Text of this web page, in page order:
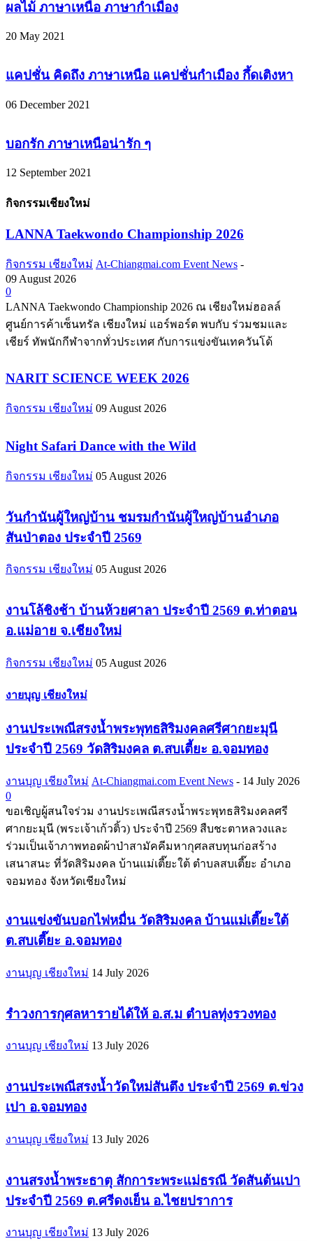
ผลไม้ ภาษาเหนือ ภาษากำเมือง
20 May 2021
แคปชั่น คิดถึง ภาษาเหนือ แคปชั่นกำเมือง กึ้ดเติงหา
06 December 2021
บอกรัก ภาษาเหนือน่ารัก ๆ
12 September 2021
กิจกรรมเชียงใหม่
LANNA Taekwondo Championship 2026
กิจกรรม เชียงใหม่ At-Chiangmai.com Event News -
09 August 2026
0
LANNA Taekwondo Championship 2026 ณ เชียงใหม่ฮอลล์
ศูนย์การค้าเซ็นทรัล เชียงใหม่ แอร์พอร์ต พบกับ ร่วมชมและ
เชียร์ ทัพนักกีฬาจากทั่วประเทศ กับการแข่งขันเทควันโด้
NARIT SCIENCE WEEK 2026
กิจกรรม เชียงใหม่ 09 August 2026
Night Safari Dance with the Wild
กิจกรรม เชียงใหม่ 05 August 2026
วันกำนันผู้ใหญ่บ้าน ชมรมกำนันผู้ใหญ่บ้านอำเภอ
สันป่าตอง ประจำปี 2569
กิจกรรม เชียงใหม่ 05 August 2026
งานโล้ชิงช้า บ้านห้วยศาลา ประจำปี 2569 ต.ท่าตอน
อ.แม่อาย จ.เชียงใหม่
กิจกรรม เชียงใหม่ 05 August 2026
งายบุญ เชียงใหม่
งานประเพณีสรงน้ำพระพุทธสิริมงคลศรีศากยะมุนี
ประจำปี 2569 วัดสิริมงคล ต.สบเตี้ยะ อ.จอมทอง
งานบุญ เชียงใหม่ At-Chiangmai.com Event News - 14 July 2026
0
ขอเชิญผู้สนใจร่วม งานประเพณีสรงน้ำพระพุทธสิริมงคลศรี
ศากยะมุนี (พระเจ้าเก้วติ้ว) ประจำปี 2569 สืบชะตาหลวงและ
ร่วมเป็นเจ้าภาพทอดผ้าป่าสามัคคีมหากุศลสบทุนก่อสร้าง
เสนาสนะ ที่วัดสิริมงคล บ้านแม่เตี๊ยะใต้ ตำบลสบเตี๊ยะ อำเภอ
จอมทอง จังหวัดเชียงใหม่
งานแข่งขันบอกไฟหมื่น วัดสิริมงคล บ้านแม่เตี๊ยะใต้
ต.สบเตี๊ยะ อ.จอมทอง
งานบุญ เชียงใหม่ 14 July 2026
รำวงการกุศลหารายได้ให้ อ.ส.ม ตำบลทุ่งรวงทอง
งานบุญ เชียงใหม่ 13 July 2026
งานประเพณีสรงน้ำวัดใหม่สันตึง ประจำปี 2569 ต.ข่วง
เปา อ.จอมทอง
งานบุญ เชียงใหม่ 13 July 2026
งานสรงน้ำพระธาตุ สักการะพระแม่ธรณี วัดสันต้นเปา
ประจำปี 2569 ต.ศรีดงเย็น อ.ไชยปราการ
งานบุญ เชียงใหม่ 13 July 2026